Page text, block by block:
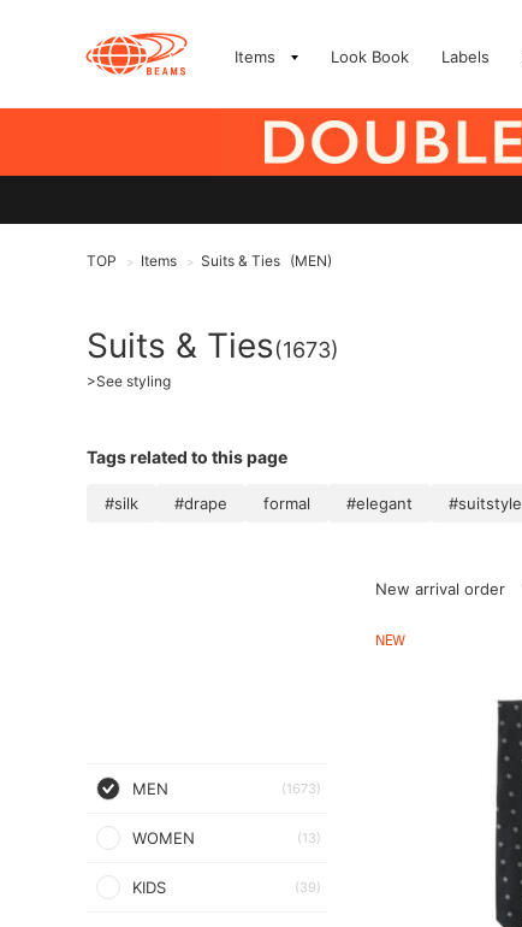
Items Look Book Labels
TOP > Items > Suits & Ties (MEN)
Suits & Ties(1673)
>See styling
Tags related to this page
#silk #drape formal #elegant #suitstyle
MEN (1673)
WOMEN (13)
KIDS (39)
New arrival order
NEW